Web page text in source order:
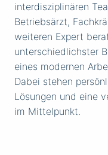
interdisziplinären
Betriebsärzt,
weiteren Expert
unterschiedlichster
eines modernen
Dabei stehen
Lösungen und eine
im Mittelpunkt.